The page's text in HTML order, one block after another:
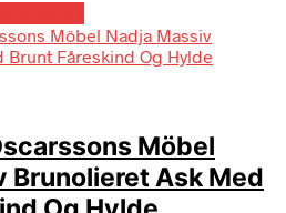
Möbel
Brunolieret Ask Med